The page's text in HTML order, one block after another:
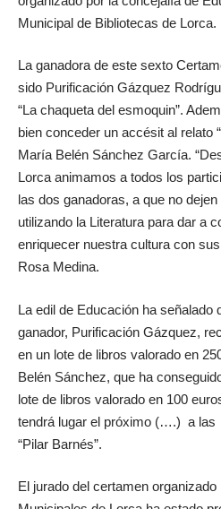
Municipal de Bibliotecas de Lorca.
La ganadora de este sexto
sido Purificación Gázquez
“La chaqueta del esmoquin”.
bien conceder un accésit al relato
María Belén Sánchez García.
Lorca animamos a todos los
las dos ganadoras, a que no
utilizando la Literatura para dar a
enriquecer nuestra cultura con
Rosa Medina.
La edil de Educación ha señalado
ganador, Purificación Gázquez,
en un lote de libros valorado en
Belén Sánchez, que ha
lote de libros valorado en 100
tendrá lugar el próximo (….) a
“Pilar Barnés”.
El jurado del certamen